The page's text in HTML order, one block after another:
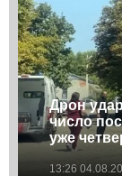
Дрон
число
уже
13:26